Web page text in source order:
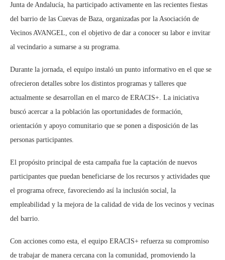
Junta de Andalucía, ha participado activamente en las recientes fiestas
del barrio de las Cuevas de Baza, organizadas por la Asociación de
Vecinos AVANGEL, con el objetivo de dar a conocer su labor e invitar
al vecindario a sumarse a su programa.
Durante la jornada, el equipo instaló un punto informativo en el que se
ofrecieron detalles sobre los distintos programas y talleres que
actualmente se desarrollan en el marco de ERACIS+. La iniciativa
buscó acercar a la población las oportunidades de formación,
orientación y apoyo comunitario que se ponen a disposición de las
personas participantes.
El propósito principal de esta campaña fue la captación de nuevos
participantes que puedan beneficiarse de los recursos y actividades que
el programa ofrece, favoreciendo así la inclusión social, la
empleabilidad y la mejora de la calidad de vida de los vecinos y vecinas
del barrio.
Con acciones como esta, el equipo ERACIS+ refuerza su compromiso
de trabajar de manera cercana con la comunidad, promoviendo la